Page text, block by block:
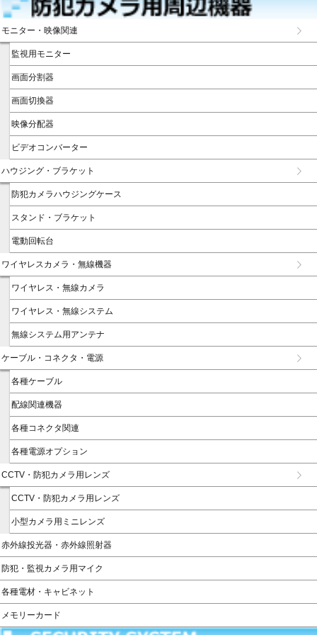
モニター・映像関連
監視用モニター
画面分割器
画面切換器
映像分配器
ビデオコンバーター
ハウジング・ブラケット
防犯カメラハウジングケース
スタンド・ブラケット
電動回転台
ワイヤレスカメラ・無線機器
ワイヤレス・無線カメラ
ワイヤレス・無線システム
無線システム用アンテナ
ケーブル・コネクタ・電源
各種ケーブル
配線関連機器
各種コネクタ関連
各種電源オプション
CCTV・防犯カメラ用レンズ
CCTV・防犯カメラ用レンズ
小型カメラ用ミニレンズ
赤外線投光器・赤外線照射器
防犯・監視カメラ用マイク
各種電材・キャビネット
メモリーカード